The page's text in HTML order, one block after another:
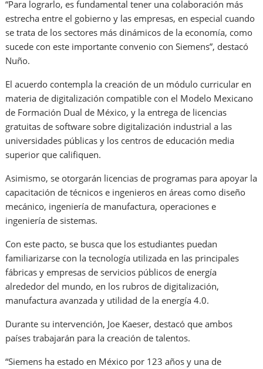
“Para lograrlo, es fundamental tener una colaboración más
estrecha entre el gobierno y las empresas, en especial cuando
se trata de los sectores más dinámicos de la economía, como
sucede con este importante convenio con Siemens”, destacó
Nuño.
El acuerdo contempla la creación de un módulo curricular en
materia de digitalización compatible con el Modelo Mexicano
de Formación Dual de México, y la entrega de licencias
gratuitas de software sobre digitalización industrial a las
universidades públicas y los centros de educación media
superior que califiquen.
Asimismo, se otorgarán licencias de programas para apoyar la
capacitación de técnicos e ingenieros en áreas como diseño
mecánico, ingeniería de manufactura, operaciones e
ingeniería de sistemas.
Con este pacto, se busca que los estudiantes puedan
familiarizarse con la tecnología utilizada en las principales
fábricas y empresas de servicios públicos de energía
alrededor del mundo, en los rubros de digitalización,
manufactura avanzada y utilidad de la energía 4.0.
Durante su intervención, Joe Kaeser, destacó que ambos
países trabajarán para la creación de talentos.
“Siemens ha estado en México por 123 años y una de